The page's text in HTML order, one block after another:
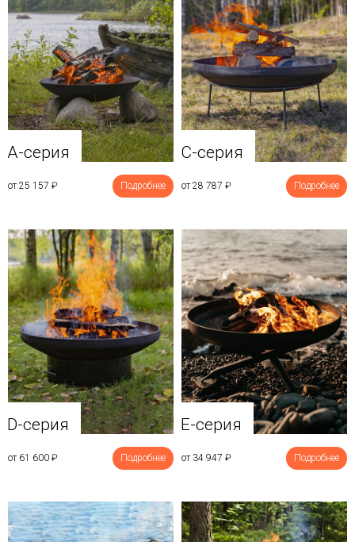
A-серия
от 25 157 ₽ Подробнее
C-серия
от 28 787 ₽ Подробнее
D-серия
от 61 600 ₽ Подробнее
E-серия
от 34 947 ₽ Подробнее